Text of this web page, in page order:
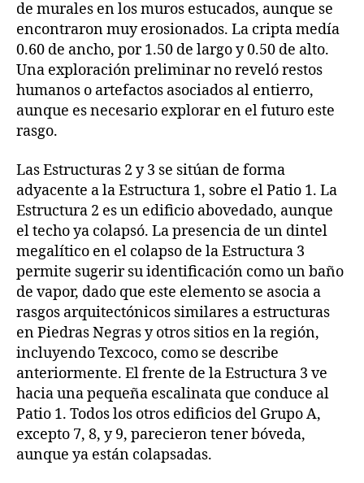
de murales en los muros estucados, aunque se
encontraron muy erosionados. La cripta medía
0.60 de ancho, por 1.50 de largo y 0.50 de alto.
Una exploración preliminar no reveló restos
humanos o artefactos asociados al entierro,
aunque es necesario explorar en el futuro este
rasgo.
Las Estructuras 2 y 3 se sitúan de forma
adyacente a la Estructura 1, sobre el Patio 1. La
Estructura 2 es un edificio abovedado, aunque
el techo ya colapsó. La presencia de un dintel
megalítico en el colapso de la Estructura 3
permite sugerir su identificación como un baño
de vapor, dado que este elemento se asocia a
rasgos arquitectónicos similares a estructuras
en Piedras Negras y otros sitios en la región,
incluyendo Texcoco, como se describe
anteriormente. El frente de la Estructura 3 ve
hacia una pequeña escalinata que conduce al
Patio 1. Todos los otros edificios del Grupo A,
excepto 7, 8, y 9, parecieron tener bóveda,
aunque ya están colapsadas.